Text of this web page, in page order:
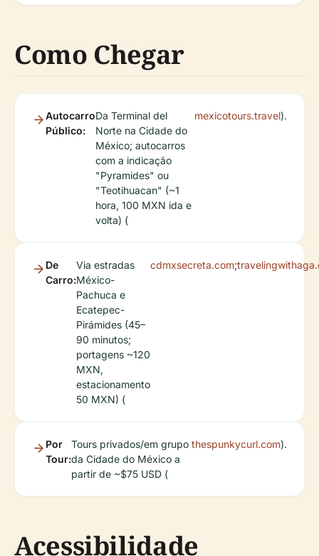
Como Chegar
Autocarro
Público:
Da Terminal del
Norte na Cidade do
México; autocarros
com a indicação
"Pyramides" ou
"Teotihuacan" (~1
hora, 100 MXN ida e
volta) (
mexicotours.travel).
De
Carro:
Via estradas
México-
Pachuca e
Ecatepec-
Pirámides (45–
90 minutos;
portagens ~120
MXN,
estacionamento
50 MXN) (
cdmxsecreta.com;
Por
Tour:
Tours privados/em grupo
da Cidade do México a
partir de ~$75 USD (
thespunkycurl.com).
Acessibilidade